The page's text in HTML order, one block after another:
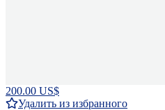
200.00 US$
Удалить из избранного